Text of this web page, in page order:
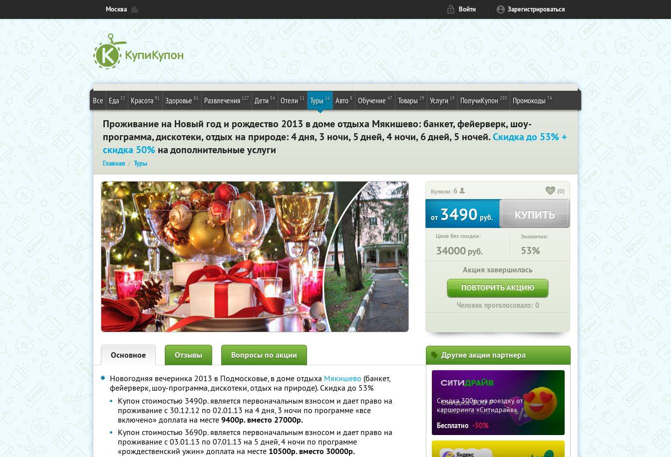
Москва Войти Зарегистрироваться
Все Еда 32 Красота 91 Здоровье 81 Развлечения 127 Дети 54 Отели 21 Туры 16 Авто 8 Обучение 47 Товары 29 Услуги 19 ПолучиКупон 203 Промокоды 74
Проживание на Новый год и рождество 2013 в доме отдыха Мякишево: банкет, фейерверк, шоу-
программа, дискотеки, отдых на природе: 4 дня, 3 ночи, 5 дней, 4 ночи, 6 дней, 5 ночей.Скидка до 53% +
скидка 50% на дополнительные услуги
Главная Туры
Купили: 6 (0)
от 3490 руб. КУПИТЬ
Цена без скидки:
34000 руб.
Экономия:
53%
Акция завершилась
ПОВТОРИТЬ АКЦИЮ
Человек проголосовало: 0
Основное Отзывы Вопросы по акции
Новогодняя вечеринка 2013 в Подмосковье, в доме отдыха Мякишево (банкет,
фейерверк, шоу-программа, дискотеки, отдых на природе). Скидка до 53%
Купон стоимостью 3490р. является первоначальным взносом и дает право на
проживание с 30.12.12 по 02.01.13 на 4 дня, 3 ночи по программе «все
включено» доплата на месте 9400р. вместо 27000р.
Купон стоимостью 3690р. является первоначальным взносом и дает право на
проживание с 03.01.13 по 07.01.13 на 5 дней, 4 ночи по программе
«рождественский ужин» доплата на месте 10500р. вместо 30000р.
Другие акции партнера
Скидка 300р. на поездку от
каршеринга «Ситидрайв»
Бесплатно -50%